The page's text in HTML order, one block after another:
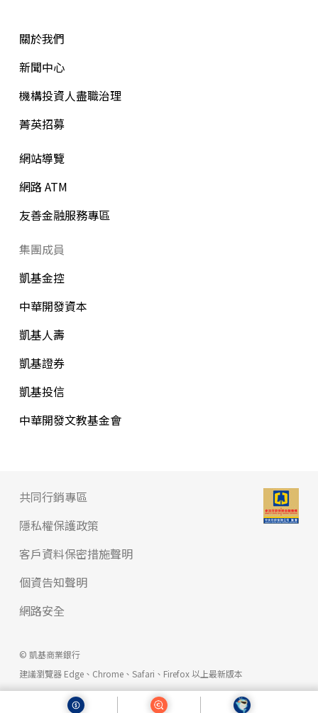
關於我們
新聞中心
機構投資人盡職治理
菁英招募
網站導覽
網路 ATM
友善金融服務專區
集團成員
凱基金控
中華開發資本
凱基人壽
凱基證券
凱基投信
中華開發文教基金會
共同行銷專區
隱私權保護政策
客戶資料保密措施聲明
個資告知聲明
網路安全
© 凱基商業銀行
建議瀏覽器 Edge、Chrome、Safari、Firefox 以上最新版本